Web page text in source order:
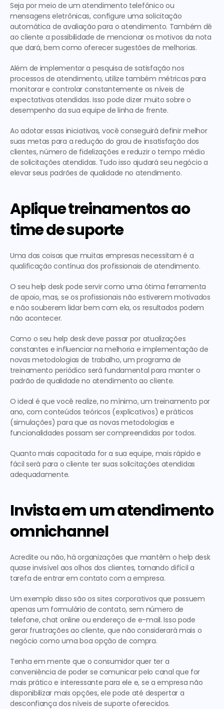
Seja por meio de um atendimento telefônico ou
mensagens eletrônicas, configure uma solicitação
automática de avaliação para o atendimento. Também dê
ao cliente a possibilidade de mencionar os motivos da nota
que dará, bem como oferecer sugestões de melhorias.
Além de implementar a pesquisa de satisfação nos
processos de atendimento, utilize também métricas para
monitorar e controlar constantemente os níveis de
expectativas atendidas. Isso pode dizer muito sobre o
desempenho da sua equipe de linha de frente.
Ao adotar essas iniciativas, você conseguirá definir melhor
suas metas para a redução do grau de insatisfação dos
clientes, número de fidelizações e reduzir o tempo médio
de solicitações atendidas. Tudo isso ajudará seu negócio a
elevar seus padrões de qualidade no atendimento.
Aplique treinamentos ao
time de suporte
Uma das coisas que muitas empresas necessitam é a
qualificação contínua dos profissionais de atendimento.
O seu help desk pode servir como uma ótima ferramenta
de apoio, mas, se os profissionais não estiverem motivados
e não souberem lidar bem com ela, os resultados podem
não acontecer.
Como o seu help desk deve passar por atualizações
constantes e influenciar na melhoria e implementação de
novas metodologias de trabalho, um programa de
treinamento periódico será fundamental para manter o
padrão de qualidade no atendimento ao cliente.
O ideal é que você realize, no mínimo, um treinamento por
ano, com conteúdos teóricos (explicativos) e práticos
(simulações) para que as novas metodologias e
funcionalidades possam ser compreendidas por todos.
Quanto mais capacitada for a sua equipe, mais rápido e
fácil será para o cliente ter suas solicitações atendidas
adequadamente.
Invista em um atendimento
omnichannel
Acredite ou não, há organizações que mantêm o help desk
quase invisível aos olhos dos clientes, tornando difícil a
tarefa de entrar em contato com a empresa.
Um exemplo disso são os sites corporativos que possuem
apenas um formulário de contato, sem número de
telefone, chat online ou endereço de e-mail. Isso pode
gerar frustrações ao cliente, que não considerará mais o
negócio como uma boa opção de compra.
Tenha em mente que o consumidor quer ter a
conveniência de poder se comunicar pelo canal que for
mais prático e interessante para ele e, se a empresa não
disponibilizar mais opções, ele pode até despertar a
desconfiança dos níveis de suporte oferecidos.